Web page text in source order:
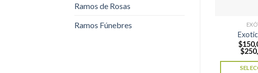
Ramos de Rosas
Ramos Fúnebres
$
$